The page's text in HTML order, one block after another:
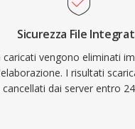
Sicurezza File
caricati vengono eliminati
I risultati
cancellati dai server entro